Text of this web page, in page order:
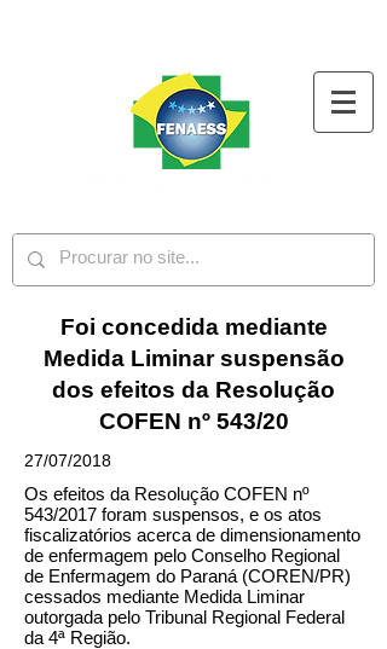
Foi concedida mediante
Medida Liminar suspensão
dos efeitos da Resolução
COFEN nº 543/20
27/07/2018
Os efeitos da Resolução COFEN nº
543/2017 foram suspensos, e os atos
fiscalizatórios acerca de dimensionamento
de enfermagem pelo Conselho Regional
de Enfermagem do Paraná (COREN/PR)
cessados mediante Medida Liminar
outorgada pelo Tribunal Regional Federal
da 4ª Região.